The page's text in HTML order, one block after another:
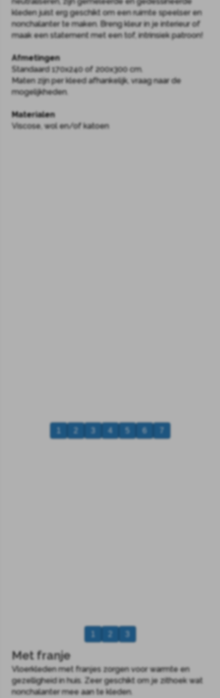
kleden juist erg geschikt om een ruimte speelser en
nonchalanter te maken. Breng kleur in je interieur of
maak een statement met een tof, intrinsiek patroon!
Afmetingen
Standaard 170x240 of 200x300 cm.
Maten zijn per kleed afhankelijk, vraag naar de
mogelijkheden.
Materialen
Viscose, wol en/of katoen
4 6 7
Met franje
Vloerkleden met franjes zorgen voor warmte en
gezelligheid in huis. Zeer geschikt om je zithoek wat
nonchalanter mee aan te kleden.